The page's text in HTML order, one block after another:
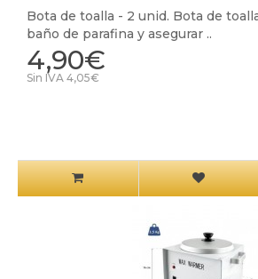
Bota de toalla - 2 unid. Bota de
baño de parafina y asegurar ..
4,90€
Sin IVA 4,05€